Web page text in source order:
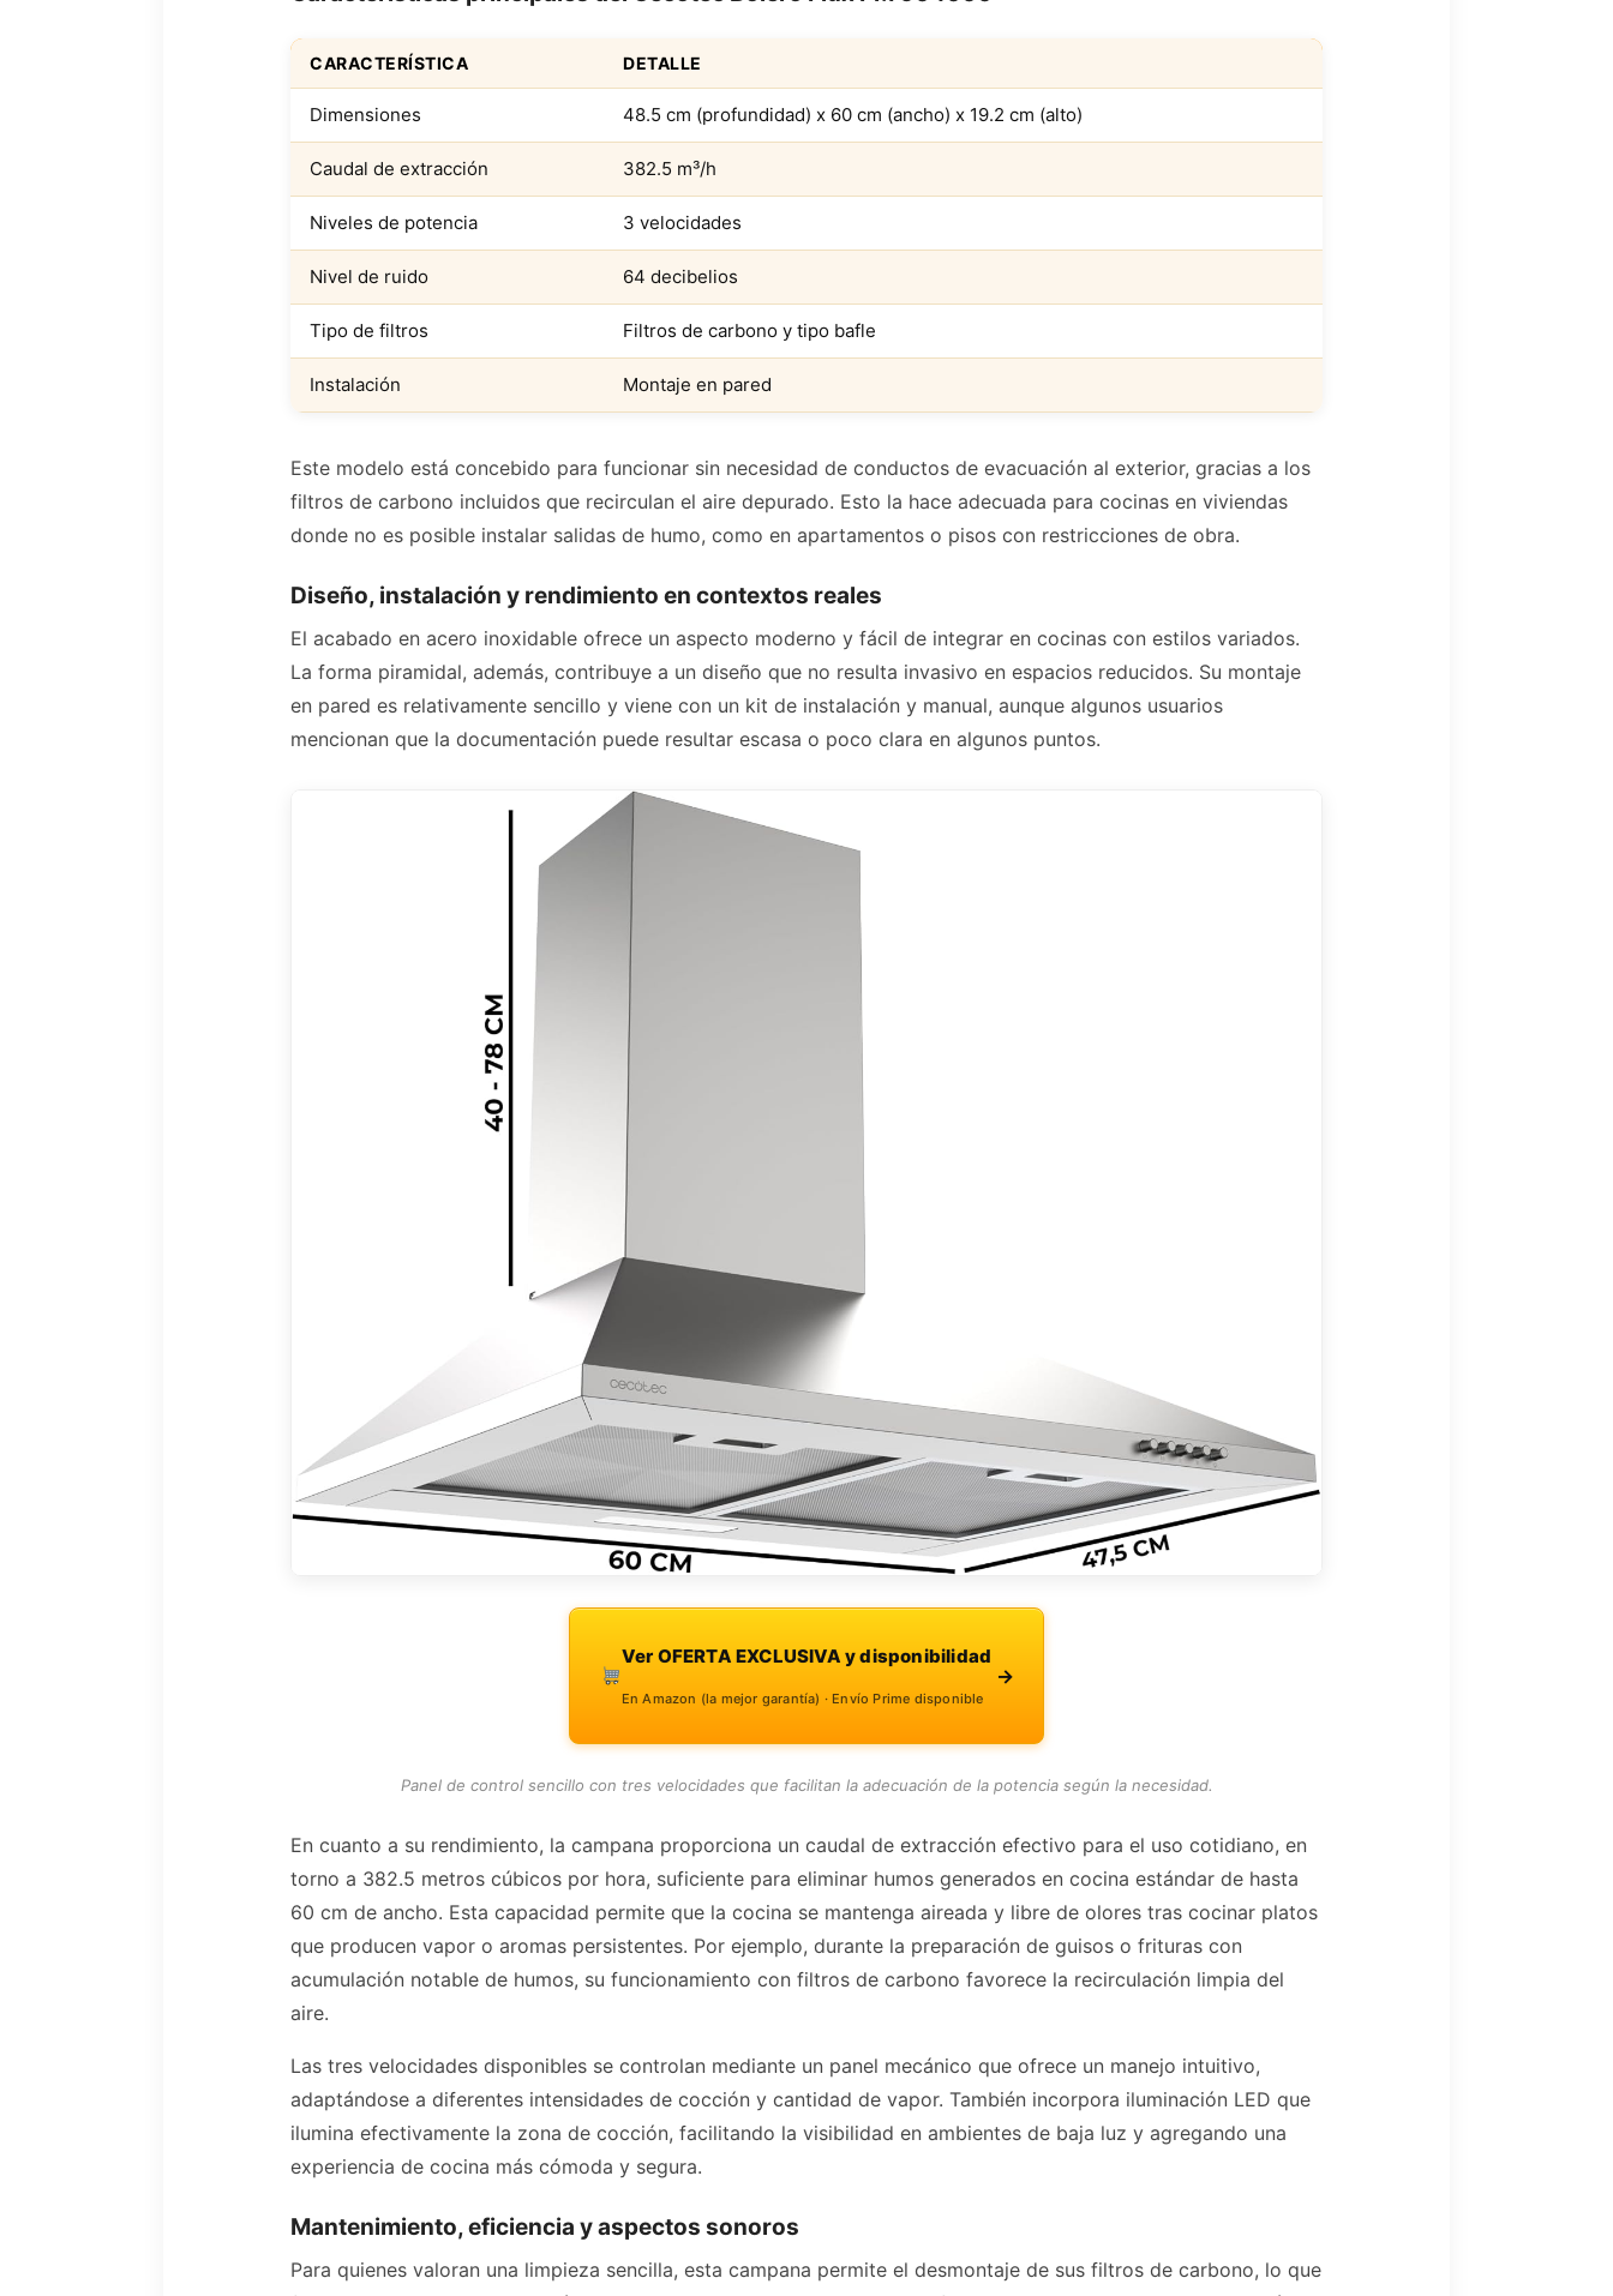
CARACTERÍSTICA DETALLE
Dimensiones 48.5 cm (profundidad) x 60 cm (ancho) x 19.2 cm (alto)
Caudal de extracción 382.5 m³/h
Niveles de potencia 3 velocidades
Nivel de ruido 64 decibelios
Tipo de filtros Filtros de carbono y tipo bafle
Instalación Montaje en pared
Este modelo está concebido para funcionar sin necesidad de conductos de evacuación al exterior, gracias a los
filtros de carbono incluidos que recirculan el aire depurado. Esto la hace adecuada para cocinas en viviendas
donde no es posible instalar salidas de humo, como en apartamentos o pisos con restricciones de obra.
Diseño, instalación y rendimiento en contextos reales
El acabado en acero inoxidable ofrece un aspecto moderno y fácil de integrar en cocinas con estilos variados.
La forma piramidal, además, contribuye a un diseño que no resulta invasivo en espacios reducidos. Su montaje
en pared es relativamente sencillo y viene con un kit de instalación y manual, aunque algunos usuarios
mencionan que la documentación puede resultar escasa o poco clara en algunos puntos.
Ver OFERTA EXCLUSIVA y disponibilidad
En Amazon (la mejor garantía) · Envío Prime disponible
→
Panel de control sencillo con tres velocidades que facilitan la adecuación de la potencia según la necesidad.
En cuanto a su rendimiento, la campana proporciona un caudal de extracción efectivo para el uso cotidiano, en
torno a 382.5 metros cúbicos por hora, suficiente para eliminar humos generados en cocina estándar de hasta
60 cm de ancho. Esta capacidad permite que la cocina se mantenga aireada y libre de olores tras cocinar platos
que producen vapor o aromas persistentes. Por ejemplo, durante la preparación de guisos o frituras con
acumulación notable de humos, su funcionamiento con filtros de carbono favorece la recirculación limpia del
aire.
Las tres velocidades disponibles se controlan mediante un panel mecánico que ofrece un manejo intuitivo,
adaptándose a diferentes intensidades de cocción y cantidad de vapor. También incorpora iluminación LED que
ilumina efectivamente la zona de cocción, facilitando la visibilidad en ambientes de baja luz y agregando una
experiencia de cocina más cómoda y segura.
Mantenimiento, eficiencia y aspectos sonoros
Para quienes valoran una limpieza sencilla, esta campana permite el desmontaje de sus filtros de carbono, lo que